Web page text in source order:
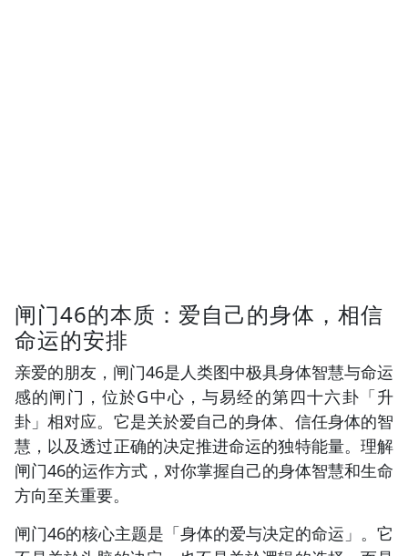
闸门46的本质：爱自己的身体，相信
命运的安排
亲爱的朋友，闸门46是人类图中极具身体智慧与命运
感的闸门，位於G中心，与易经的第四十六卦「升
卦」相对应。它是关於爱自己的身体、信任身体的智
慧，以及透过正确的决定推进命运的独特能量。理解
闸门46的运作方式，对你掌握自己的身体智慧和生命
方向至关重要。
闸门46的核心主题是「身体的爱与决定的命运」。它